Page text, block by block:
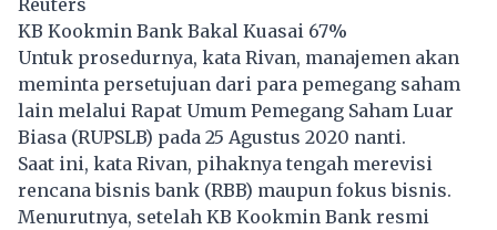
KB Kookmin Bank Bakal Kuasai 67%
Untuk prosedurnya, kata Rivan, manajemen akan
meminta persetujuan dari para pemegang saham
lain melalui Rapat Umum Pemegang Saham Luar
Biasa (RUPSLB) pada 25 Agustus 2020 nanti.
Saat ini, kata Rivan, pihaknya tengah merevisi
rencana bisnis bank (RBB) maupun fokus bisnis.
Menurutnya, setelah KB Kookmin Bank resmi